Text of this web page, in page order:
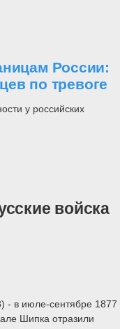
России:
по тревоге
у российских
войска
- в июле-сентябре 1877
Шипка отразили